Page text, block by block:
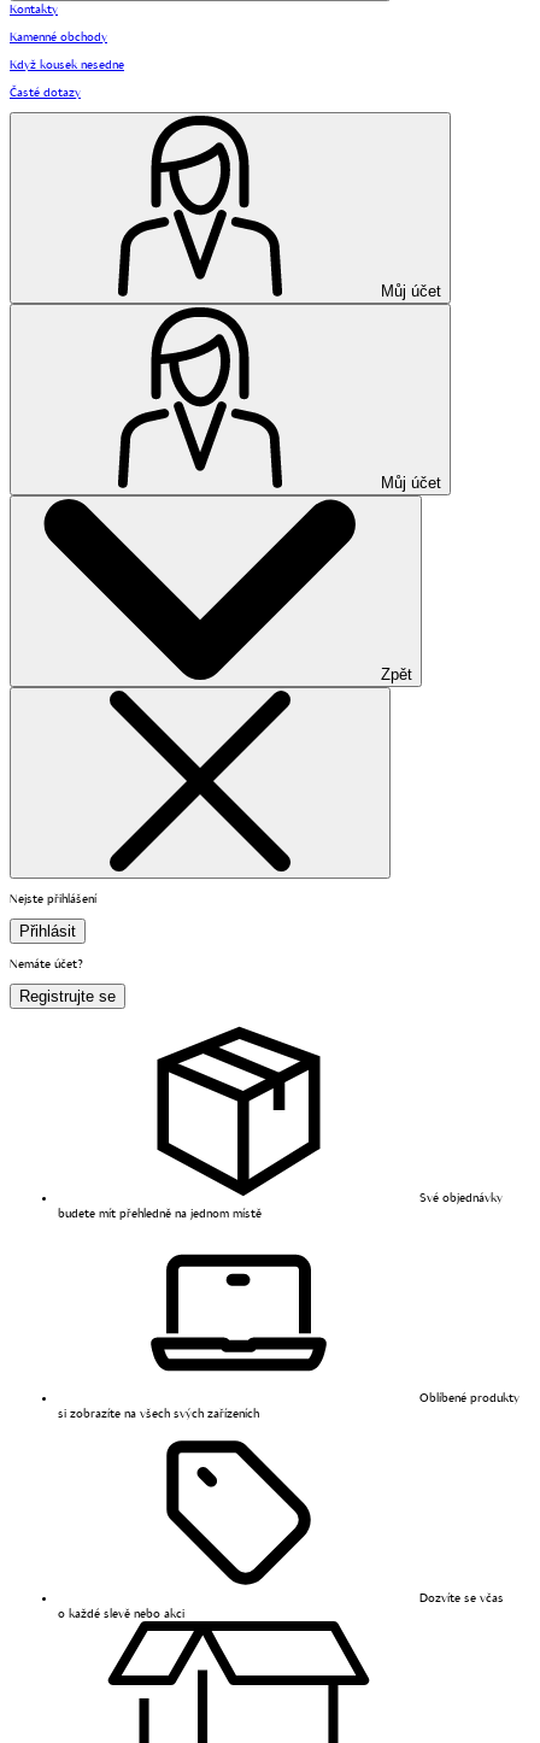
Kontakty
Kamenné obchody
Když kousek nesedne
Časté dotazy
Můj účet
Můj účet
Zpět
Nejste přihlášení
Přihlásit
Nemáte účet?
Registrujte se
Své objednávky
budete mít přehledně na jednom místě
Oblíbené produkty
si zobrazíte na všech svých zařízeních
Dozvíte se včas
o každé slevě nebo akci